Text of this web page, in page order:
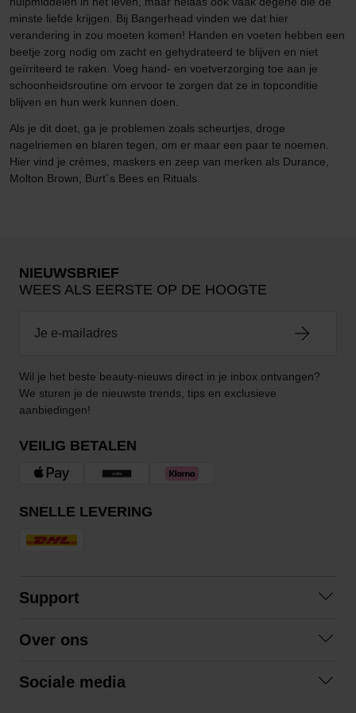
minste liefde krijgen. Bij Bangerhead vinden we dat hier
verandering in zou moeten komen! Handen en voeten hebben een
beetje zorg nodig om zacht en gehydrateerd te blijven en niet
geïrriteerd te raken. Voeg hand- en voetverzorging toe aan je
schoonheidsroutine om ervoor te zorgen dat ze in topconditie
blijven en hun werk kunnen doen.
Als je dit doet, ga je problemen zoals scheurtjes, droge
nagelriemen en blaren tegen, om er maar een paar te noemen.
Hier vind je crèmes, maskers en zeep van merken als Durance,
Molton Brown, Burt´s Bees en Rituals.
NIEUWSBRIEF
WEES ALS EERSTE OP DE HOOGTE
Wil je het beste beauty-nieuws direct in je inbox ontvangen?
We sturen je de nieuwste trends, tips en exclusieve
aanbiedingen!
VEILIG BETALEN
SNELLE LEVERING
Support
Algemene voorwaarden
Over ons
Sociale media